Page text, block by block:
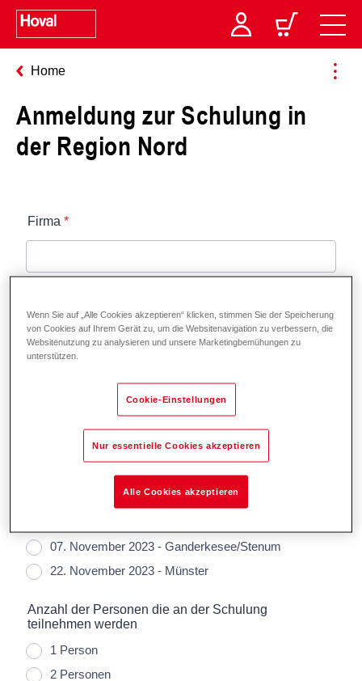
Home
Anmeldung zur Schulung in
der Region Nord
Wenn Sie auf „Alle Cookies akzeptieren“ klicken, stimmen Sie der Speicherung
von Cookies auf Ihrem Gerät zu, um die Websitenavigation zu verbessern, die
Websitenutzung zu analysieren und unsere Marketingbemühungen zu
unterstützen.
Cookie-Einstellungen
Nur essentielle Cookies akzeptieren
Alle Cookies akzeptieren